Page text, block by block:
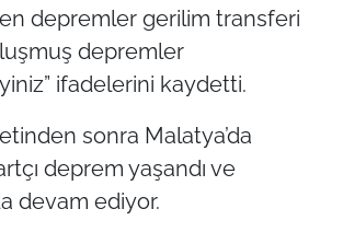
depremler gerilim transferi
depremler
ifadelerini kaydetti.
sonra Malatya’da
deprem yaşandı ve
devam ediyor.